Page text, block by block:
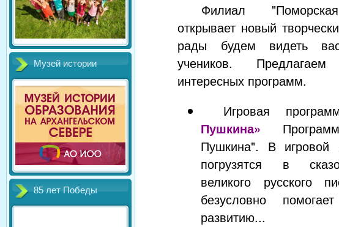
Музей истории
85 лет Победы
Филиал
открывает новый
рады будем видеть
учеников. Предлагаем
интересных программ.
Игровая
Пушкина»
Пушкина". В игровой
погрузятся в
великого русского
безусловно
развитию...